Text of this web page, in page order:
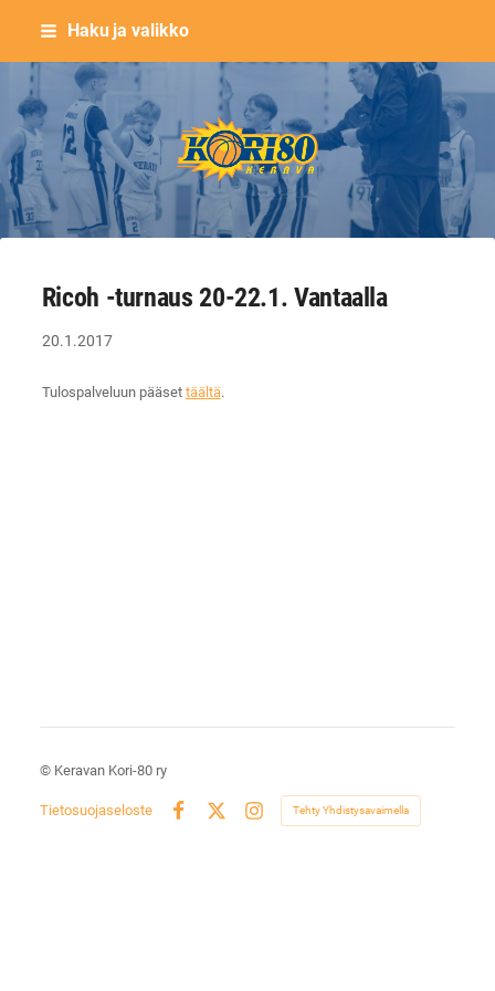
Siirry
sisältöön
Haku ja valikko
Keravan Kori-80 ry
Ricoh -turnaus 20-22.1. Vantaalla
20.1.2017
Tulospalveluun pääset täältä.
© Keravan Kori-80 ry
Tietosuojaseloste
Instagram
Tehty Yhdistysavaimella